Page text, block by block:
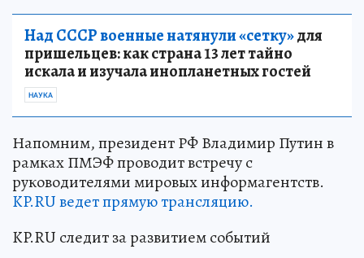
Над СССР военные натянули «сетку»для
пришельцев: как страна 13 лет тайно
искала и изучала инопланетных гостей
НАУКА
Напомним, президент РФ Владимир Путин в
рамках ПМЭФ проводит встречу с
руководителями мировых информагентств.
KP.RU ведет прямую трансляцию.
KP.RU следит за развитием событий